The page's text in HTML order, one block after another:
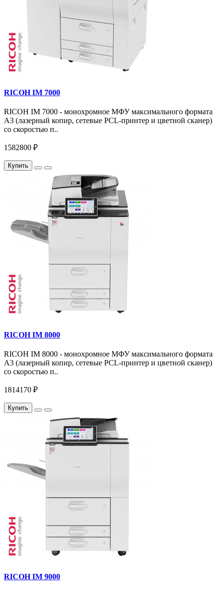
RICOH IM 7000
RICOH IM 7000 - монохромное МФУ максимального формата
А3 (лазерный копир, сетевые PCL-принтер и цветной сканер)
со скоростью п..
1582800 ₽
Купить
RICOH IM 8000
RICOH IM 8000 - монохромное МФУ максимального формата
А3 (лазерный копир, сетевые PCL-принтер и цветной сканер)
со скоростью п..
1814170 ₽
Купить
RICOH IM 9000